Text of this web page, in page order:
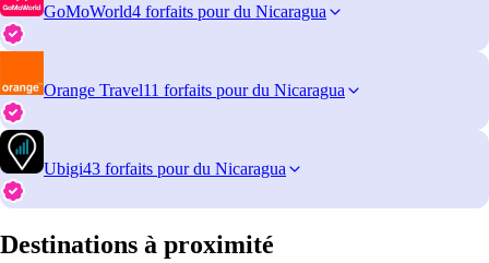
GoMoWorld4 forfaits pour du Nicaragua
Orange Travel11 forfaits pour du Nicaragua
Ubigi43 forfaits pour du Nicaragua
Destinations à proximité